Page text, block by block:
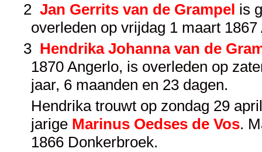
2 Jan Gerrits van de Grampel is
overleden op vrijdag 1 maart
3 Hendrika Johanna van de
1870 Angerlo, is overleden op
jaar, 6 maanden en 23 dagen.
Hendrika trouwt op zondag 29
jarige Marinus Oedses de Vos.
1866 Donkerbroek.